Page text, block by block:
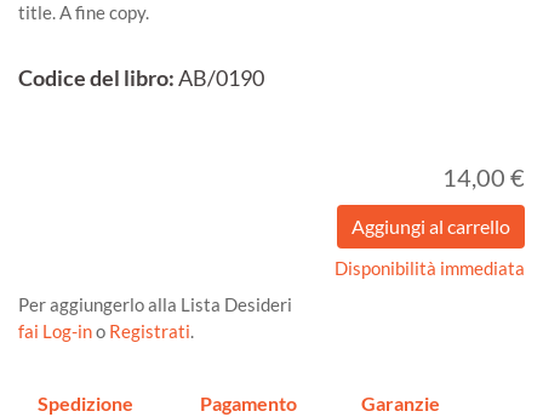
title. A fine copy.
Codice del libro:AB/0190
14,00 €
Disponibilità immediata
Per aggiungerlo alla Lista Desideri
fai Log-ino Registrati.
Spedizione Pagamento Garanzie